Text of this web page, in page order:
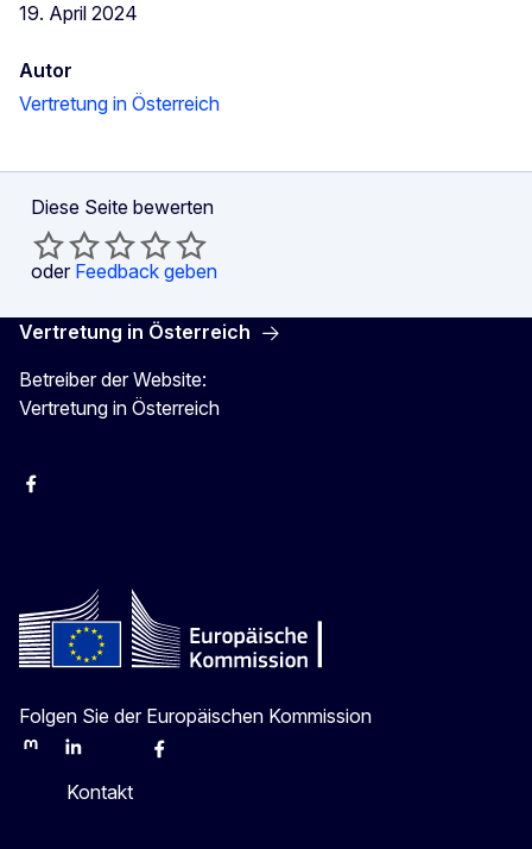
19. April 2024
Autor
Vertretung in Österreich
Diese Seite bewerten
oder Feedback geben
Vertretung in Österreich
Betreiber der Website:
Vertretung in Österreich
Facebook
Folgen Sie der Europäischen Kommission
MastodonLinkedInBlueskyFacebook
Kontakt